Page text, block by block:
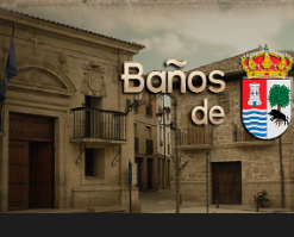
Saltar
al
contenido
Buscar
Baños de Río Tobía